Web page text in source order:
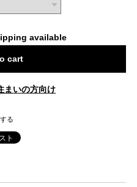
available
cart
まいの方向け
る